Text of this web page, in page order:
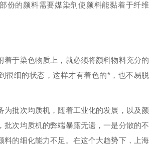
份的颜料需要媒染剂使颜料能黏着于纤维
着于染色物质上，就必须将颜料物料充分的
很细的状态，这样才有着色的*，也不易脱
为批次均质机 ，随着工业化的发展，以及 颜
批次均质机的弊端暴露无遗，一是分散的不
料的细化能力不足。在这个大趋势下，上海